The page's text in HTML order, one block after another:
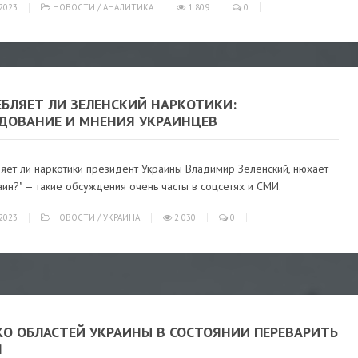
НОВОСТИ / АНАЛИТИКА 1 809 0
ЛИ ЗЕЛЕНСКИЙ НАРКОТИКИ:
И МНЕНИЯ УКРАИНЦЕВ
ли наркотики президент Украины Владимир Зеленский, нюхает
— такие обсуждения очень часты в соцсетях и СМИ.
НОВОСТИ / УКРАИНА 2 030 0
ОБЛАСТЕЙ УКРАИНЫ В СОСТОЯНИИ ПЕРЕВАРИТЬ